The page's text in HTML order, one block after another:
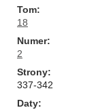
Tom
18
Numer
2
Strony
337-342
Daty